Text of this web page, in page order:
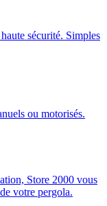
sécurité. Simples
ou motorisés.
Store 2000 vous
votre pergola.